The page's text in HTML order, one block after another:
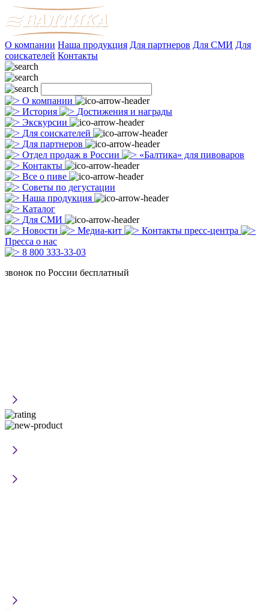
О компании Наша продукция Для партнеров Для СМИ Для
соискателей Контакты
О компании
История
Достижения и награды
Экскурсии
Для соискателей
Для партнеров
Отдел продаж в России
«Балтика» для пивоваров
Контакты
Все о пиве
Советы по дегустации
Наша продукция
Каталог
Для СМИ
Новости
Медиа-кит
Контакты пресс-центра
Пресса о нас
8 800 333-33-03
звонок по России бесплатный